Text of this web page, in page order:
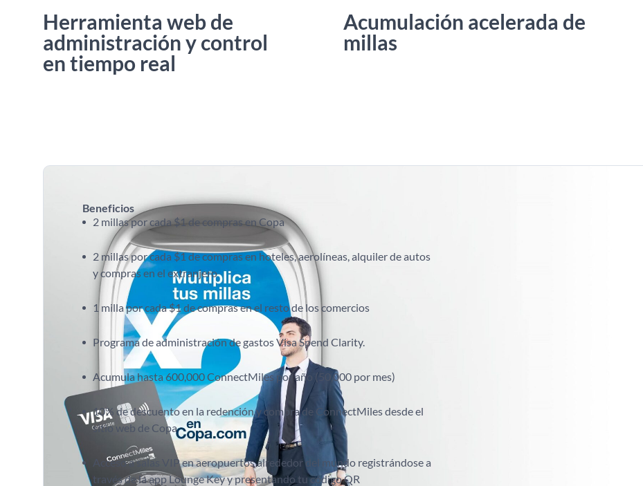
Herramienta web de
administración y control
en tiempo real
Acumulación acelerada de
millas
Beneficios
2 millas por cada $1 de compras en Copa
2 millas por cada $1 de compras en hoteles, aerolíneas, alquiler de autos
y compras en el extranjero
1 milla por cada $1 de compras en el resto de los comercios
Programa de administración de gastos Visa Spend Clarity.
Acumula hasta 600,000 ConnectMiles por año (50,000 por mes)
10% de descuento en la redención y compra de ConnectMiles desde el
sitio web de Copa
Acceso a salas VIP en aeropuertos alrededor del mundo registrándose a
través de la app Lounge Key y presentando tu código QR